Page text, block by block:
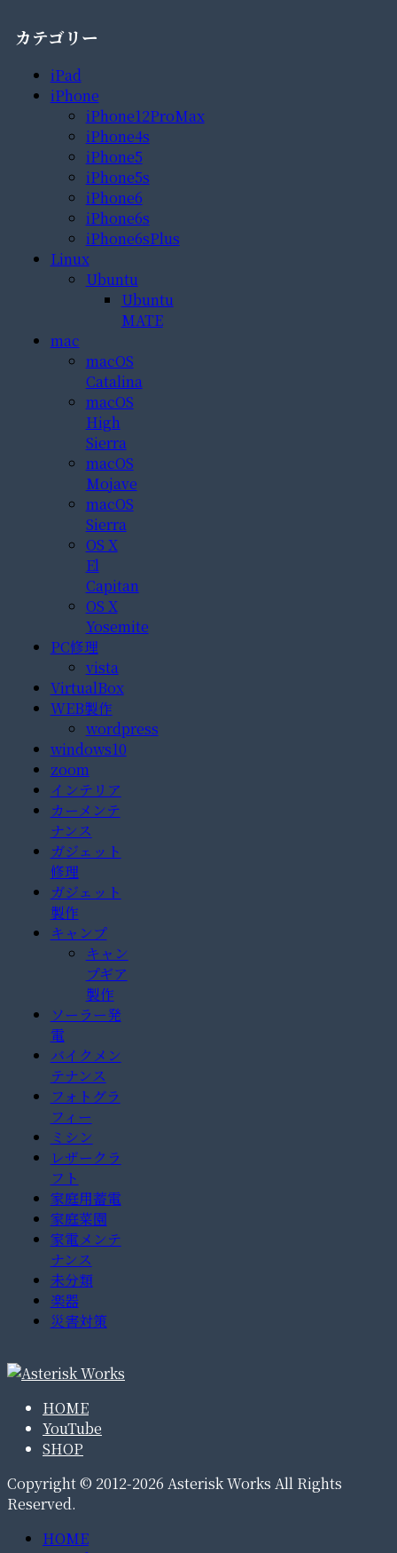
カテゴリー
iPad
iPhone
iPhone12ProMax
iPhone4s
iPhone5
iPhone5s
iPhone6
iPhone6s
iPhone6sPlus
Linux
Ubuntu
Ubuntu
MATE
mac
macOS
Catalina
macOS
High
Sierra
macOS
Mojave
macOS
Sierra
OS X
El
Capitan
OS X
Yosemite
PC修理
vista
VirtualBox
WEB製作
wordpress
windows10
zoom
インテリア
カーメンテ
ナンス
ガジェット
修理
ガジェット
製作
キャンプ
キャン
プギア
製作
ソーラー発
電
バイクメン
テナンス
フォトグラ
フィー
ミシン
レザークラ
フト
家庭用蓄電
家庭菜園
家電メンテ
ナンス
未分類
楽器
災害対策
HOME
YouTube
SHOP
Copyright © 2012-2026 Asterisk Works All Rights
Reserved.
HOME